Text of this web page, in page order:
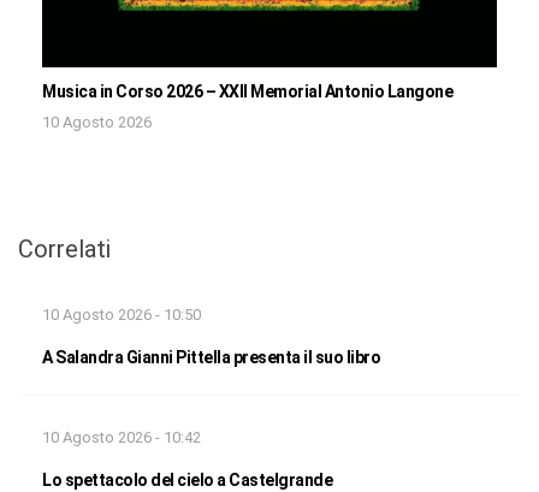
Musica in Corso 2026 – XXII Memorial Antonio Langone
10 Agosto 2026
Correlati
10 Agosto 2026 - 10:50
A Salandra Gianni Pittella presenta il suo libro
10 Agosto 2026 - 10:42
Lo spettacolo del cielo a Castelgrande